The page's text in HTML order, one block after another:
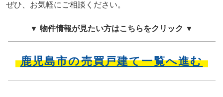
ぜひ、お気軽にご相談ください。
▼ 物件情報が見たい方はこちらをクリック ▼
鹿児島市の売買戸建て一覧へ進む